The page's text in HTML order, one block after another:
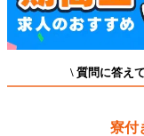
\ 質問に答えて
寮付